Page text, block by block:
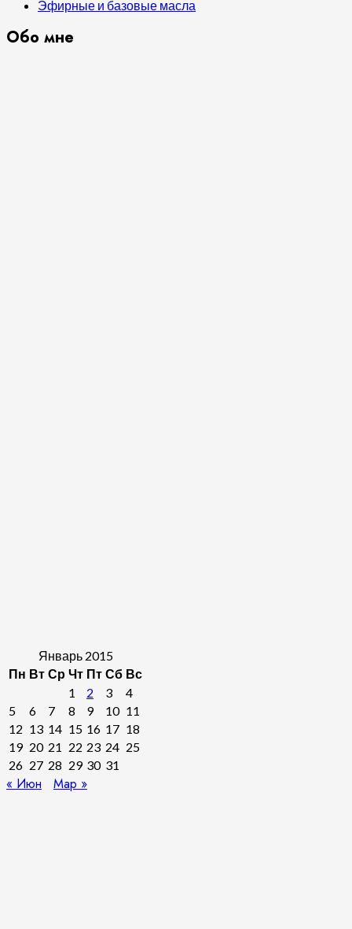
Эфирные и базовые масла
Обо мне
Январь 2015
Пн Вт Ср Чт Пт Сб Вс
1
2 3
4
5
6 7 8 9 10 11
12 13 14 15 16 17 18
19 20 21 22 23 24 25
26 27 28 29 30 31
« Июн Мар »